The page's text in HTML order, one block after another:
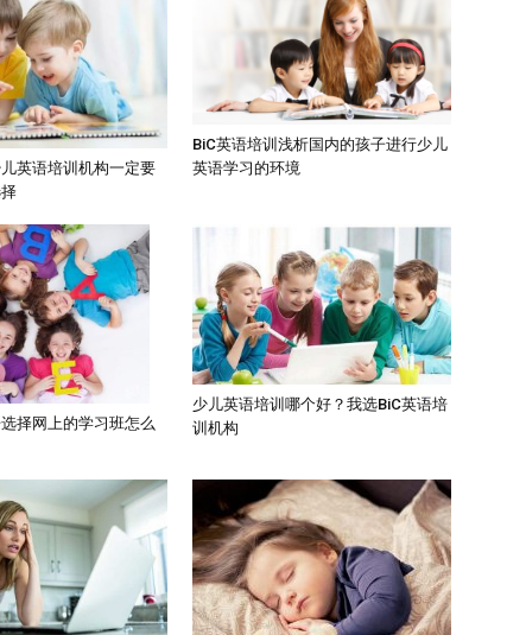
英语培训机构一定要
BiC英语培训浅析国内的孩子进行少儿
英语学习的环境
择网上的学习班怎么
少儿英语培训哪个好？我选BiC英语培
训机构